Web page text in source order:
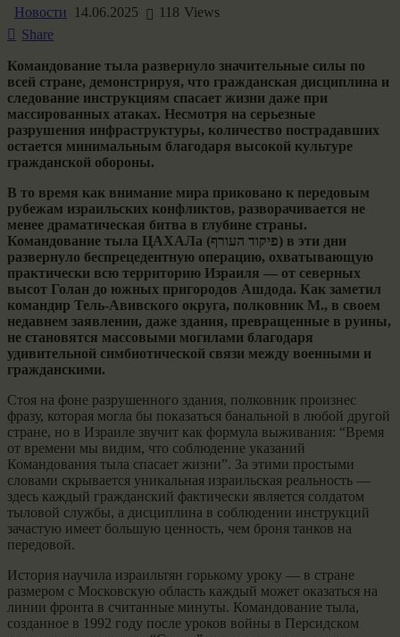
Новости 14.06.2025 118 Views
Share
Командование тыла развернуло значительные силы по
всей стране, демонстрируя, что гражданская дисциплина и
следование инструкциям спасает жизни даже при
массированных атаках. Несмотря на серьезные
разрушения инфраструктуры, количество пострадавших
остается минимальным благодаря высокой культуре
гражданской обороны.
В то время как внимание мира приковано к передовым
рубежам израильских конфликтов, разворачивается не
менее драматическая битва в глубине страны.
Командование тыла ЦАХАЛа (פיקוד העורף) в эти дни
развернуло беспрецедентную операцию, охватывающую
практически всю территорию Израиля — от северных
высот Голан до южных пригородов Ашдода. Как заметил
командир Тель-Авивского округа, полковник М., в своем
недавнем заявлении, даже здания, превращенные в руины,
не становятся массовыми могилами благодаря
удивительной симбиотической связи между военными и
гражданскими.
Стоя на фоне разрушенного здания, полковник произнес
фразу, которая могла бы показаться банальной в любой другой
стране, но в Израиле звучит как формула выживания: “Время
от времени мы видим, что соблюдение указаний
Командования тыла спасает жизни”. За этими простыми
словами скрывается уникальная израильская реальность —
здесь каждый гражданский фактически является солдатом
тыловой службы, а дисциплина в соблюдении инструкций
зачастую имеет большую ценность, чем броня танков на
передовой.
История научила израильтян горькому уроку — в стране
размером с Московскую область каждый может оказаться на
линии фронта в считанные минуты. Командование тыла,
созданное в 1992 году после уроков войны в Персидском